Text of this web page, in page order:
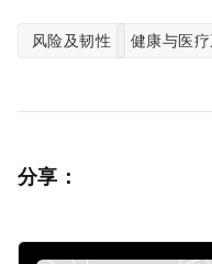
风险及韧性 健康与医
分享：